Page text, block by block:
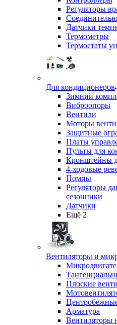
Регуляторы
Датчики
Термометры
Термостаты
Для кондиционеров
Зимний
Виброопоры
Вентили
Моторы
Защитные
Платы
Пульты для
Кронштейны
4-ходовые
Помпы
Регуляторы
сезонники
Датчики
Ещё 2
Вентиляторы и
Плоские
Арматура
Вентиляторы